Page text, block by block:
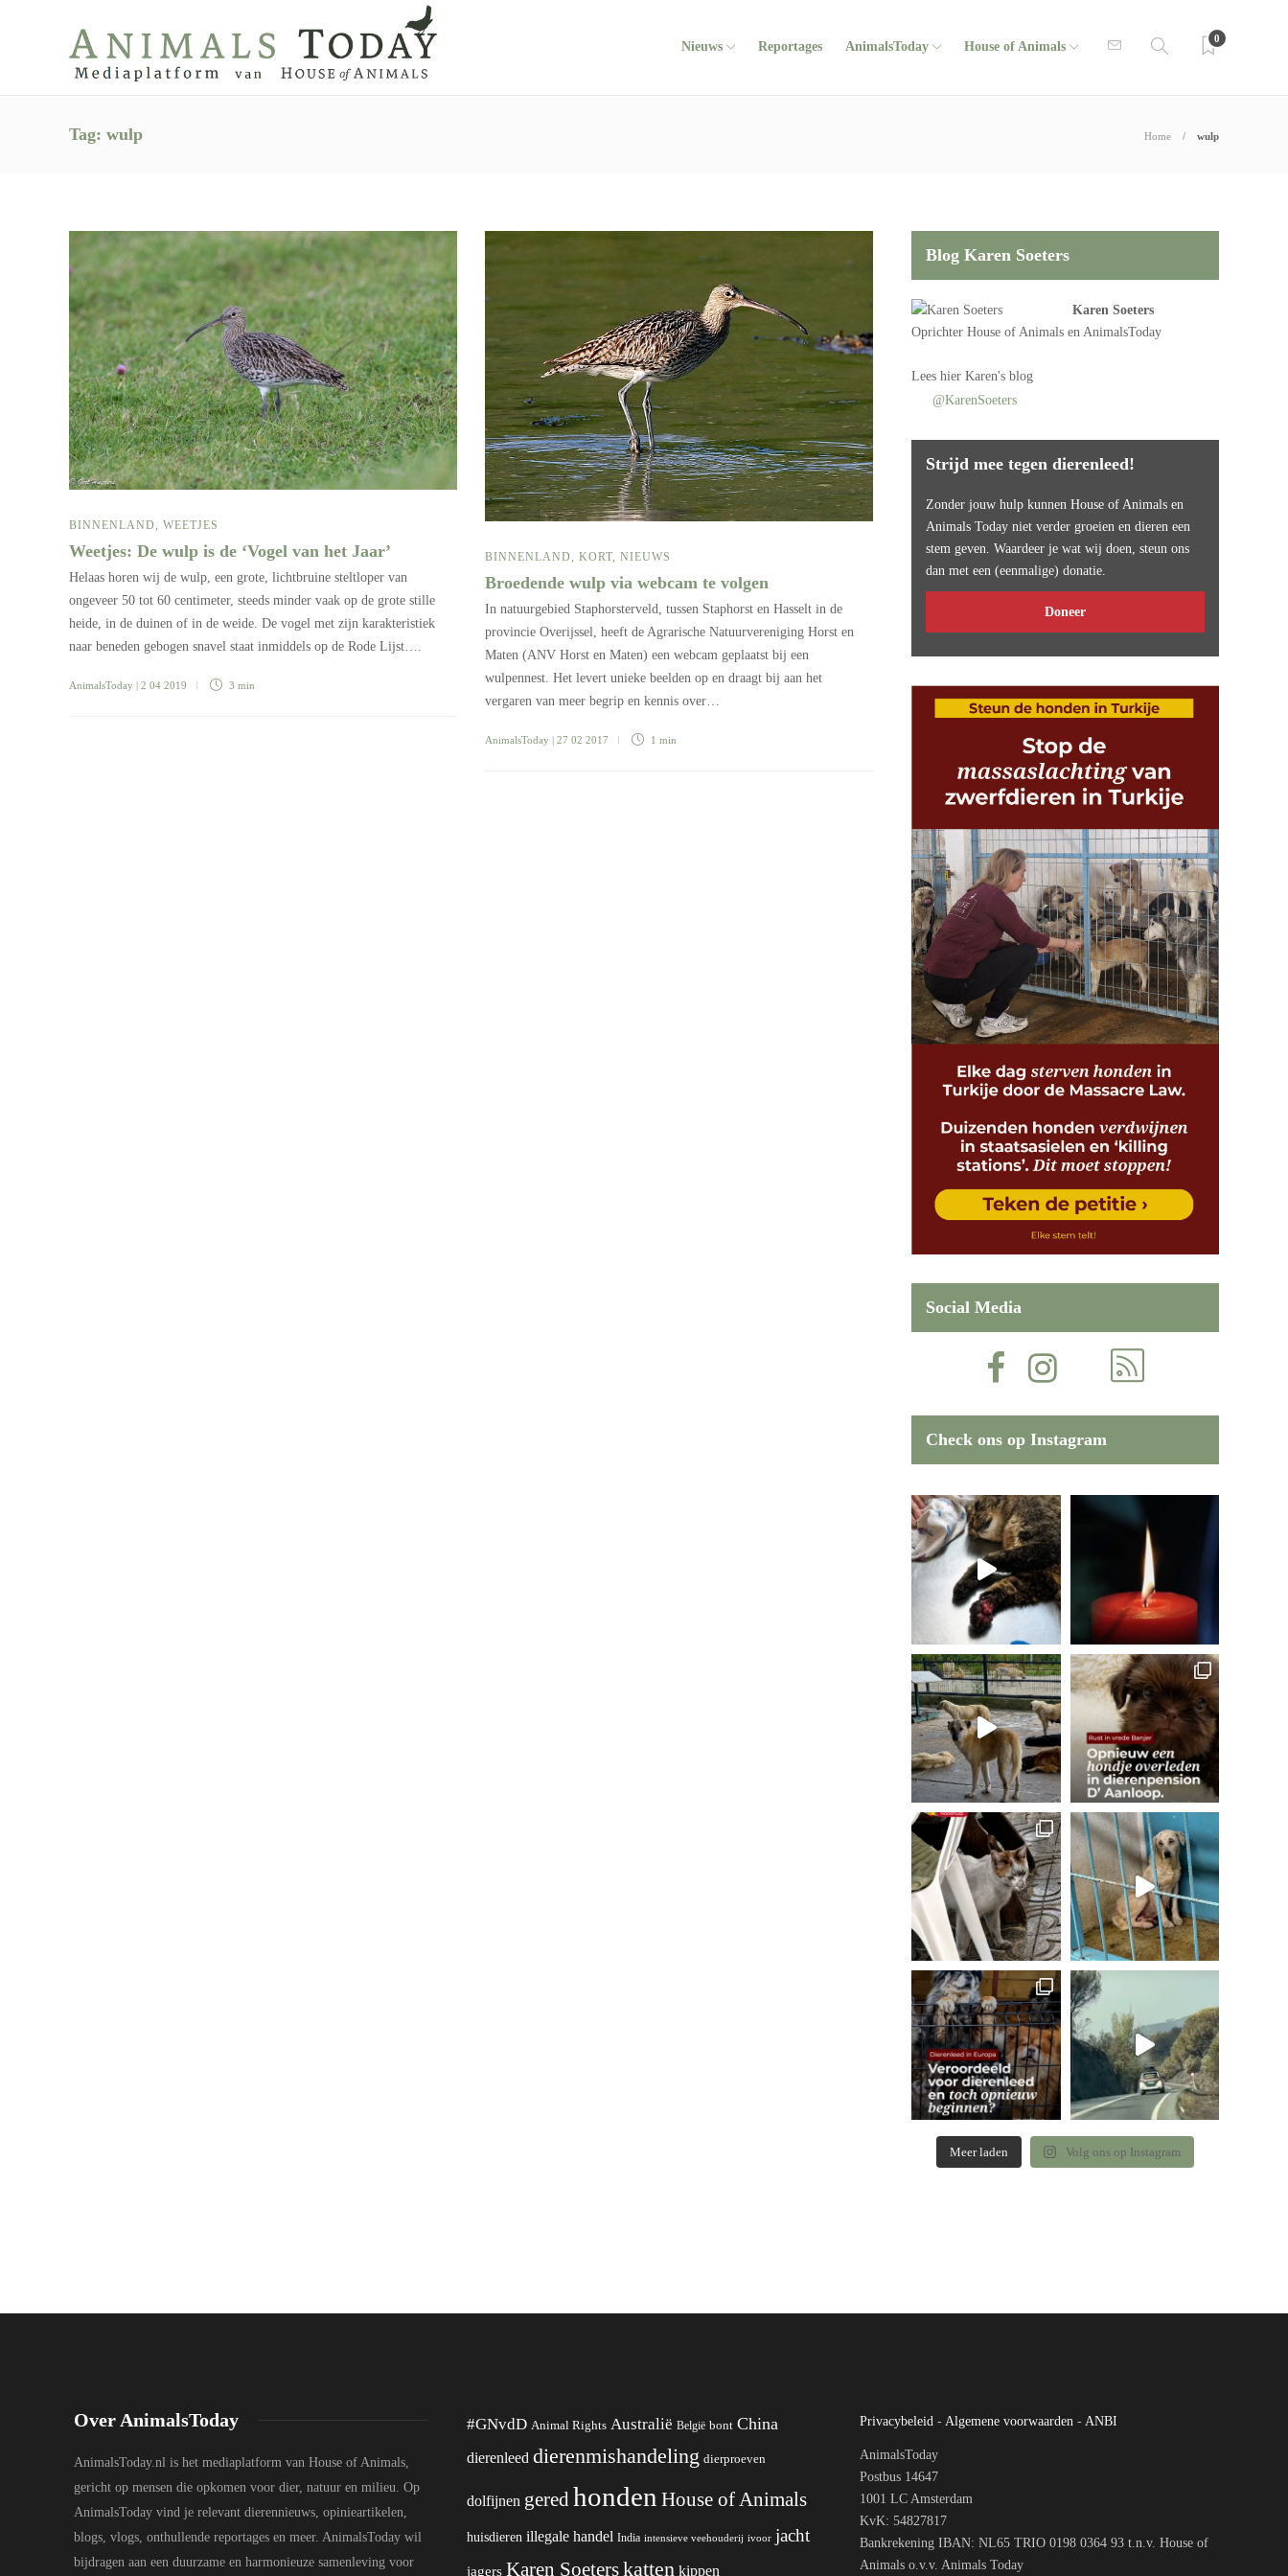
Nieuws Reportages AnimalsToday House of Animals
0
Tag: wulp Home wulp
BINNENLAND WEETJES
Weetjes: De wulp is de ‘Vogel van het Jaar’
Helaas horen wij de wulp, een grote, lichtbruine steltloper van
ongeveer 50 tot 60 centimeter, steeds minder vaak op de grote stille
heide, in de duinen of in de weide. De vogel met zijn karakteristiek
naar beneden gebogen snavel staat inmiddels op de Rode Lijst….
AnimalsToday | 2 04 2019 3 min
BINNENLAND, KORT, NIEUWS
Broedende wulp via webcam te volgen
In natuurgebied Staphorsterveld, tussen Staphorst en Hasselt in de
provincie Overijssel, heeft de Agrarische Natuurvereniging Horst en
Maten (ANV Horst en Maten) een webcam geplaatst bij een
wulpennest. Het levert unieke beelden op en draagt bij aan het
vergaren van meer begrip en kennis over…
AnimalsToday | 27 02 2017 1 min
Blog Karen Soeters
Karen Soeters
OprichterHouse of Animals en AnimalsToday
Leeshier Karen's blog
@KarenSoeters
Strijd mee tegen dierenleed!
Zonder jouw hulp kunnen House of Animals en
Animals Today niet verder groeien en dieren een
stem geven. Waardeer je wat wij doen, steun ons
dan met een (eenmalige) donatie.
Doneer
Social Media
Check ons op Instagram
Meer laden Volg ons op Instagram
Over AnimalsToday
AnimalsToday.nl is het mediaplatform van House of Animals,
gericht op mensen die opkomen voor dier, natuur en milieu. Op
AnimalsToday vind je relevant dierennieuws, opinieartikelen,
blogs, vlogs, onthullende reportages en meer. AnimalsToday wil
bijdragen aan een duurzame en harmonieuze samenleving voor
#GNvdD Animal Rights Australië België bont China
dierenleed dierenmishandeling dierproeven
dolfijnen gered honden House of Animals
huisdieren illegale handel India intensieve veehouderij ivoor jacht
jagers Karen Soeterskatten kippen
Privacybeleid - Algemene voorwaarden - ANBI
AnimalsToday
Postbus 14647
1001 LC Amsterdam
KvK: 54827817
Bankrekening IBAN: NL65 TRIO 0198 0364 93 t.n.v. House of
Animals o.v.v. Animals Today